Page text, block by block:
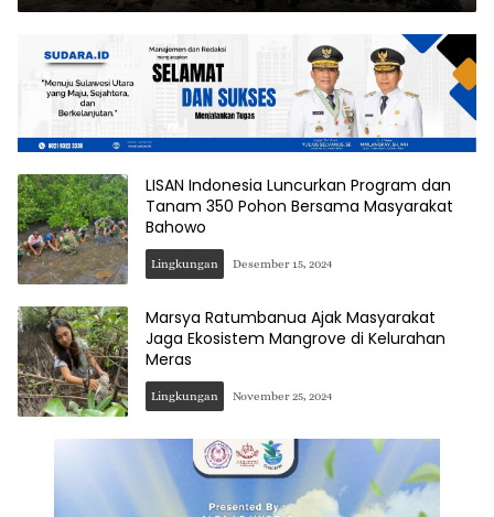
LISAN Indonesia Luncurkan Program dan
Tanam 350 Pohon Bersama Masyarakat
Bahowo
Lingkungan Desember 15, 2024
Marsya Ratumbanua Ajak Masyarakat
Jaga Ekosistem Mangrove di Kelurahan
Meras
Lingkungan November 25, 2024